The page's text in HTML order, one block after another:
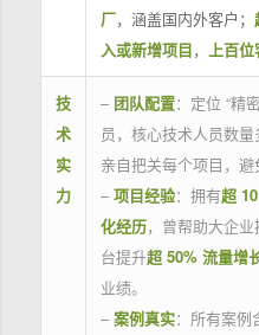
厂，涵盖国内外客户；
入或新增项目， 上百位
技
术
实
力
– 团队配置：定位 “精
员，核心技术人员数
亲自把关每个项目，避
– 项目经验：拥有超
化经历，曾帮助大企
台提升超 50% 流量增
业绩。
– 案例真实：所有案例